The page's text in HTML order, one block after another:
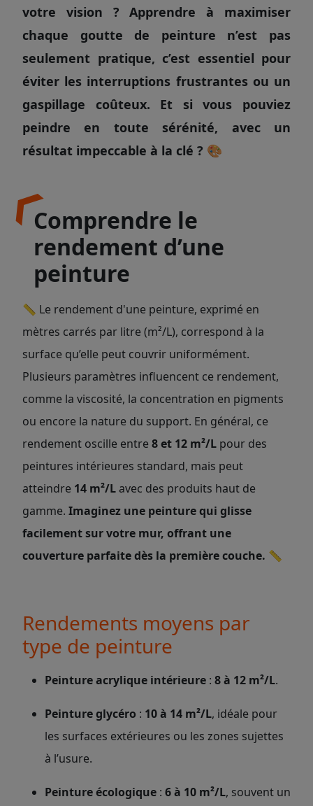
votre vision ? Apprendre à maximiser
chaque goutte de peinture n’est pas
seulement pratique, c’est essentiel pour
éviter les interruptions frustrantes ou un
gaspillage coûteux. Et si vous pouviez
peindre en toute sérénité, avec un
résultat impeccable à la clé ? 🎨
Comprendre le
rendement d’une
peinture
📏 Le rendement d'une peinture, exprimé en
mètres carrés par litre (m²/L), correspond à la
surface qu’elle peut couvrir uniformément.
Plusieurs paramètres influencent ce rendement,
comme la viscosité, la concentration en pigments
ou encore la nature du support. En général, ce
rendement oscille entre 8 et 12 m²/L pour des
peintures intérieures standard, mais peut
atteindre 14 m²/Lavec des produits haut de
gamme. Imaginez une peinture qui glisse
facilement sur votre mur, offrant une
couverture parfaite dès la première couche. 📏
Rendements moyens par
type de peinture
Peinture acrylique intérieure : 8 à 12 m²/L.
Peinture glycéro : 10 à 14 m²/L, idéale pour
les surfaces extérieures ou les zones sujettes
à l’usure.
Peinture écologique : 6 à 10 m²/L, souvent un